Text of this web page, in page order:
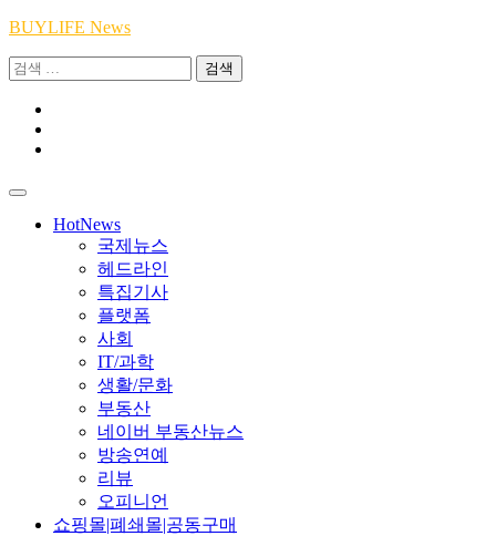
Skip
content
BUYLIFE News
검
HotNews
국제뉴스
헤드라인
특집기사
플랫폼
사회
IT/과학
생활/문화
부동산
네이버 부동산뉴스
방송연예
리뷰
오피니언
쇼핑몰|폐쇄몰|공동구매